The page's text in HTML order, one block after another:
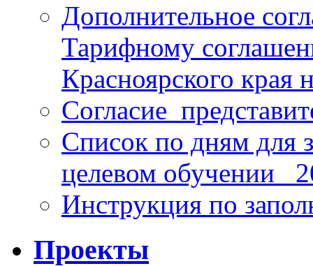
Дополнительное
Тарифному
Красноярского края
Список по дням для
целевом обучении_
Инструкция по
Проекты